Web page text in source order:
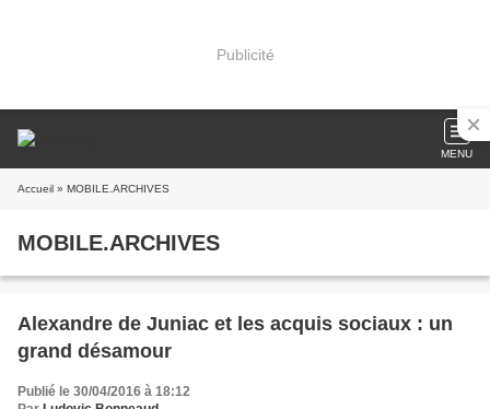
Publicité
MENU
Accueil » MOBILE.ARCHIVES
MOBILE.ARCHIVES
Alexandre de Juniac et les acquis sociaux : un
grand désamour
Publié le 30/04/2016 à 18:12